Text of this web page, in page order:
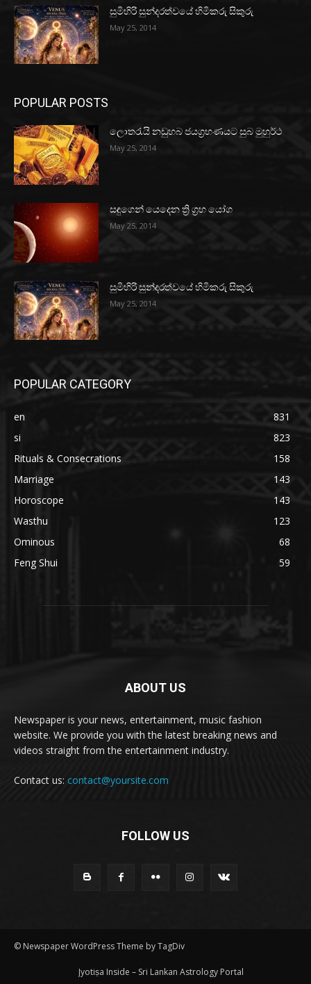
සුමිහිරි සුන්දරත්වයේ හිමිකරු සිකුරු
May 25, 2014
POPULAR POSTS
ලොතරැයි නඩුහබ ජයග්‍රහණයට සුබ මුහුර්ථ
May 25, 2014
සඳුගෙන් යෙදෙන ත්‍රි ග්‍රහ යෝග
May 25, 2014
සුමිහිරි සුන්දරත්වයේ හිමිකරු සිකුරු
May 25, 2014
POPULAR CATEGORY
en
831
si
823
Rituals & Consecrations
158
Marriage
143
Horoscope
143
Wasthu
123
Ominous
68
Feng Shui
59
ABOUT US
Newspaper is your news, entertainment, music fashion
website. We provide you with the latest breaking news and
videos straight from the entertainment industry.
Contact us: contact@yoursite.com
FOLLOW US
© Newspaper WordPress Theme by TagDiv
Jyotiṣa Inside – Sri Lankan Astrology Portal